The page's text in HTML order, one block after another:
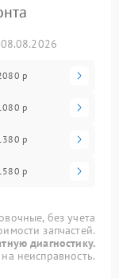
р
р
р
р
без учета
запчастей.
диагностику.
неисправность.